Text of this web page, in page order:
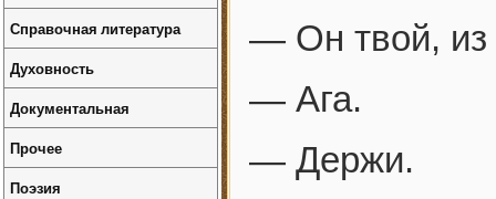
— Он твой, из
— Ага.
— Держи.
Справочная литература
Духовность
Документальная
Прочее
Поэзия